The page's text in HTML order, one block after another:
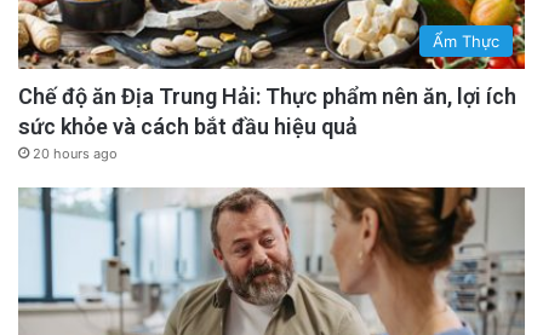
Ẩm Thực
Chế độ ăn Địa Trung Hải: Thực phẩm nên ăn, lợi ích
sức khỏe và cách bắt đầu hiệu quả
20 hours ago